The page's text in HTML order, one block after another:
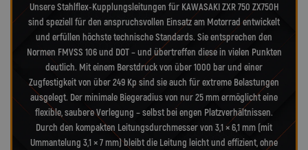
Unsere Stahlflex-Kupplungsleitungen für KAWASAKI ZXR 750 ZX750H
sind speziell für den anspruchsvollen Einsatz am Motorrad entwickelt
und erfüllen höchste technische Standards. Sie entsprechen den
Normen FMVSS 106 und DOT – und übertreffen diese in vielen Punkten
deutlich. Mit einem Berstdruck von über 1000 bar und einer
Zugfestigkeit von über 249 Kp sind sie auch für extreme Belastungen
ausgelegt. Der minimale Biegeradius von nur 25 mm ermöglicht eine
flexible, saubere Verlegung – selbst bei engen Platzverhältnissen.
Durch den kompakten Leitungsdurchmesser von 3,1 × 6,1 mm (mit
Ummantelung 3,1 × 7 mm) bleibt die Leitung leicht und effizient, ohne